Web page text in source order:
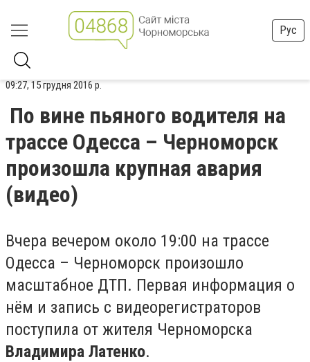
Рус
09:27, 15 грудня 2016 р.
По вине пьяного водителя на
трассе Одесса – Черноморск
произошла крупная авария
(видео)
Вчера вечером около 19:00 на трассе
Одесса – Черноморск произошло
масштабное ДТП. Первая информация о
нём и запись с видеорегистраторов
поступила от жителя Черноморска
Владимира Латенко.